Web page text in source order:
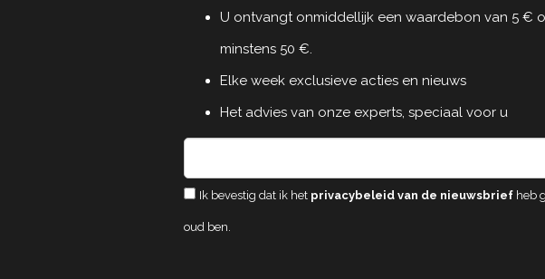
U ontvangt onmiddellijk een waardebon van 5 €
minstens 50 €.
Elke week exclusieve acties en nieuws
Het advies van onze experts, speciaal voor u
Ik bevestig dat ik het privacybeleid van de nieuwsbriefheb
oud ben.